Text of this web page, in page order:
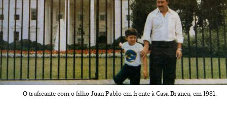
O traficante com o filho Juan Pablo em frente à Casa Branca, em 1981.